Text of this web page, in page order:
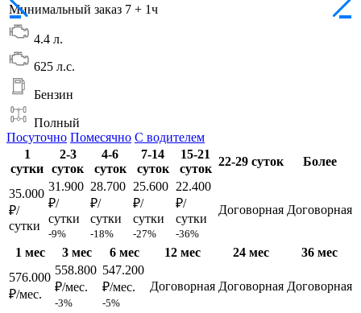
Минимальный заказ 7 + 1ч
4.4 л.
625 л.с.
Бензин
Полный
Посуточно Помесячно С водителем
1
сутки
2-3
суток
4-6
суток
7-14
суток
15-21
суток
22-29 суток Более
35.000
₽/
сутки
31.900
₽/
сутки
-9%
28.700
₽/
сутки
-18%
25.600
₽/
сутки
-27%
22.400
₽/
сутки
-36%
Договорная Договорная
1 мес 3 мес 6 мес 12 мес 24 мес
36 мес
576.000
₽/мес.
558.800
₽/мес.
-3%
547.200
₽/мес.
-5%
Договорная Договорная Договорная